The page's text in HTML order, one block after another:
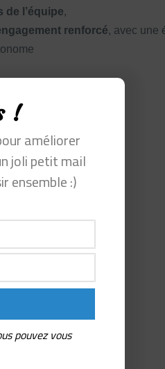
de l’équipe,
renforcé, avec une
!
améliorer
joli petit mail
ensemble :)
pouvez vous